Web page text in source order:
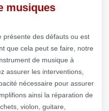
musiques
présente des défauts ou est
que cela peut se faire, notre
de musique à
assurer les interventions,
nécessaire pour assurer
ainsi la réparation de
violon, guitare,